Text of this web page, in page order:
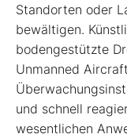
Standorten oder
bewältigen.
bodengestützte
Unmanned
und schnell
wesentlichen